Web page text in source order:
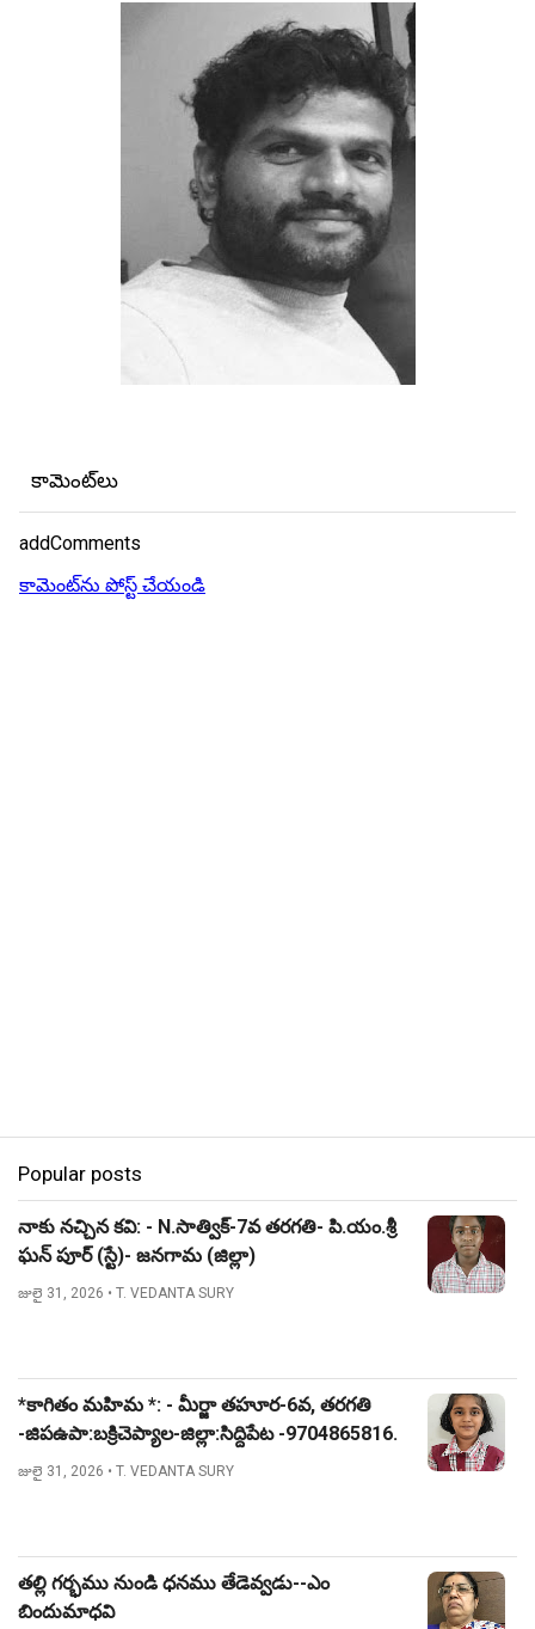
కామెంట్‌లు
addComments
కామెంట్‌ను పోస్ట్ చేయండి
Popular posts
నాకు నచ్చిన కవి: - N.సాత్విక్-7వ తరగతి- పి.యం.శ్రీ
ఘన్ పూర్ (స్టే)- జనగామ (జిల్లా)
జులై 31, 2026 • T. VEDANTA SURY
*కాగితం మహిమ *: - మీర్జా తహూర-6వ, తరగతి
-జిపఉపా:బక్రిచెప్యాల-జిల్లా:సిద్దిపేట -9704865816.
జులై 31, 2026 • T. VEDANTA SURY
తల్లి గర్భము నుండి ధనము తేడెవ్వడు--ఎం
బిందుమాధవి